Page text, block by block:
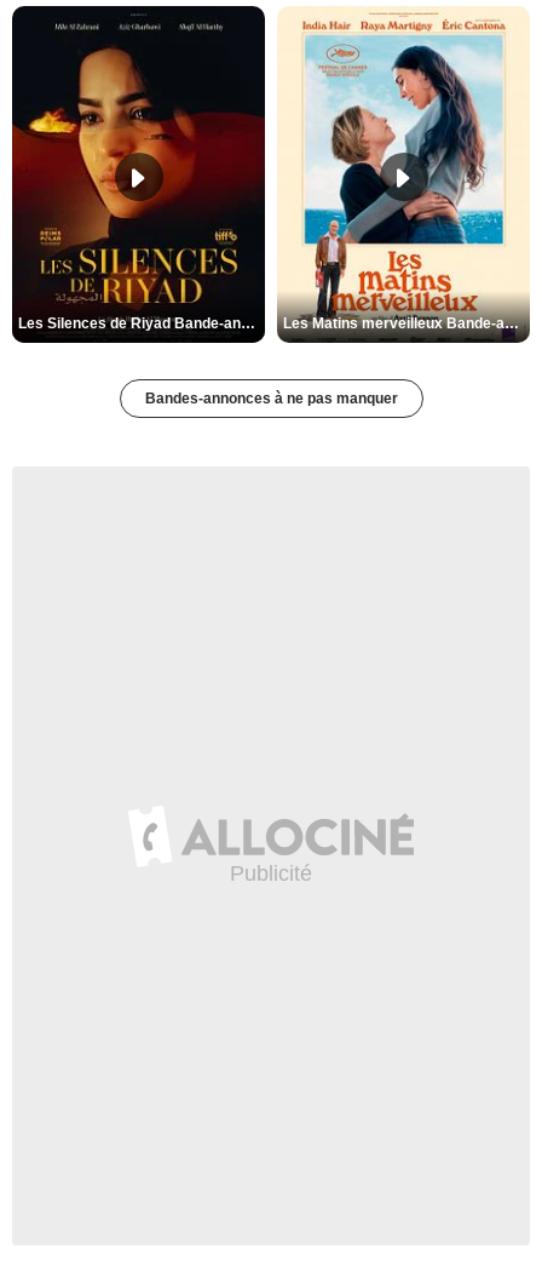
Les Silences de Riyad Bande-annonce VO STFR Les Matins merveilleux Bande-annonce VF
Bandes-annonces à ne pas manquer